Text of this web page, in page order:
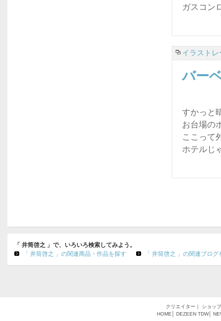
ガスコン
イラスト
バー
すかっと
お台場の
ここって
ホテルじ
「 井筒啓之 」で、いろいろ検索してみよう。
「 井筒啓之 」の関連商品・作品を探す
「 井筒啓之 」の関連ブログ
クリエイター ｜ ショップ
HOME
DEZEEN TDW│